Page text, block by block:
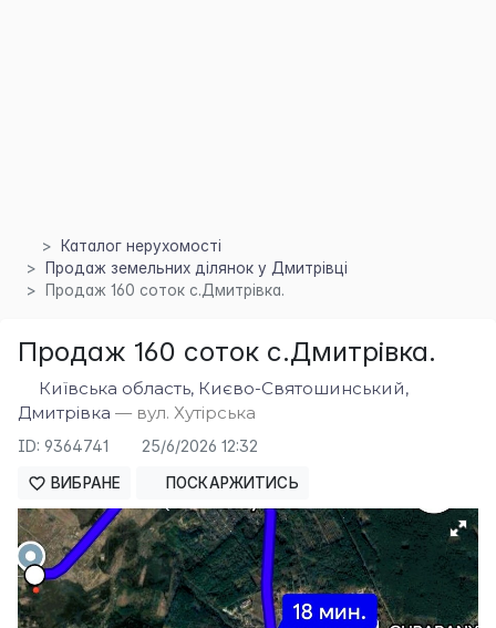
Каталог нерухомості
Продаж земельних ділянок у Дмитрівці
Продаж 160 соток с.Дмитрівка.
Продаж 160 соток с.Дмитрівка.
Київська область, Києво-Святошинський,
Дмитрівка — вул. Хутірська
ID: 9364741 25/6/2026 12:32
ВИБРАНЕ ПОСКАРЖИТИСЬ